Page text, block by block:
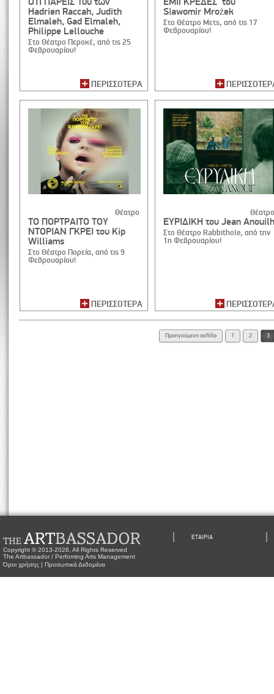
Hadrien Raccah, Judith
Elmaleh, Gad Elmaleh,
Philippe Lellouche
Στο Θέατρο Περοκέ, από τις 25
Φεβρουαρίου!
ΠΕΡΙΣΣΟΤΕΡΑ
Sławomir Mrożek
Στο Θέατρο Μετς, από τις 17
Φεβρουαρίου!
Θέατρο
ΤΟ ΠΟΡΤΡΑΙΤΟ ΤΟΥ
ΝΤΟΡΙΑΝ ΓΚΡΕΙ του Kip
Williams
Στο Θέατρο Πορεία, από τις 9
Φεβρουαρίου!
ΠΕΡΙΣΣΟΤΕΡΑ
Θέατρο
ΕΥΡΙΔΙΚΗ του Jean Anouilh
Στο Θέατρο Rabbithole, από την
1η Φεβρουαρίου!
Προηγούμενη σελίδα 1 2 3
Copyright © 2013-2026, All Rights Reserved
The Artbassador / Perfoming Arts Management
Όροι χρήσης | Προσωπικά Δεδομένα
ΕΤΑΙΡΙΑ